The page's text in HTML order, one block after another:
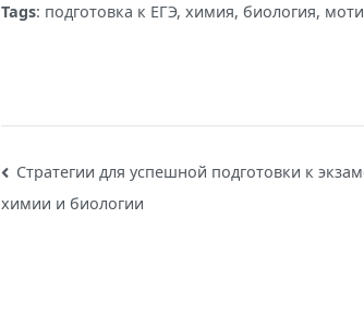
Tags: подготовка к ЕГЭ, химия, биология,
Навигация
по
Стратегии для успешной подготовки к
химии и биологии